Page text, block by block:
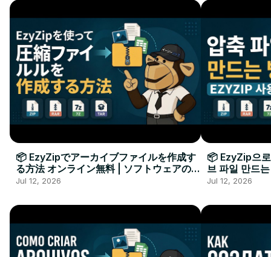
📦 EzyZipでアーカイブファイルを作成す
る方法 オンライン無料 | ソフトウェアのイ
ンストール不要
Jul 12, 2026
📦 EzyZip으
브 파일 만드
요
Jul 12, 2026